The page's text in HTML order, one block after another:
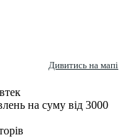
Дивитись на мапі
на суму від 3000